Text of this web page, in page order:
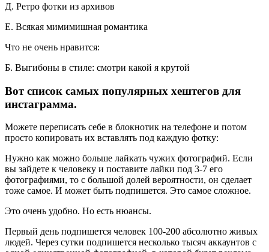
Д. Ретро фотки из архивов
Е. Всякая мимимишная романтика
Что не очень нравится:
Б. Выгибоны в стиле: смотри какой я крутой
Вот список самых популярных хештегов для
инстаграмма.
Можете переписать себе в блокнотик на телефоне и потом
просто копировать их вставлять под каждую фотку:
Нужно как можно больше лайкать чужих фотографий. Если
вы зайдете к человеку и поставите лайки под 3-7 его
фотографиями, то с большой долей вероятности, он сделает
тоже самое. И может быть подпишется. Это самое сложное.
Это очень удобно. Но есть нюансы.
Первый день подпишется человек 100-200 абсолютно живых
людей. Через сутки подпишется несколько тысяч аккаунтов с